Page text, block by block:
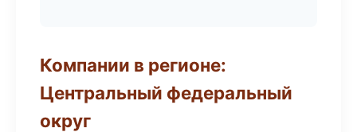
Компании в регионе:
Центральный федеральный
округ